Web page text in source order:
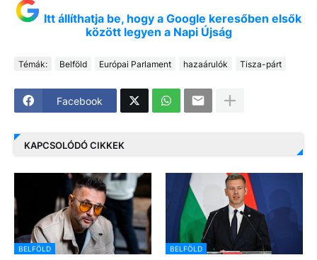
Itt állíthatja be, hogy a Google keresőben elsők
között legyen a Napi Újság
Témák: Belföld Európai Parlament hazaárulók Tisza-párt
Facebook
KAPCSOLÓDÓ CIKKEK
BELFÖLD BELFÖLD